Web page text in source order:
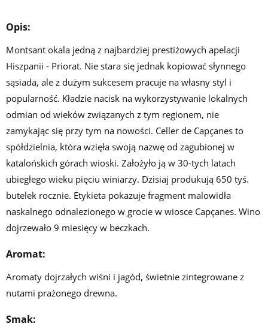
Opis:
Montsant okala jedną z najbardziej prestiżowych apelacji
Hiszpanii - Priorat. Nie stara się jednak kopiować słynnego
sąsiada, ale z dużym sukcesem pracuje na własny styl i
popularność. Kładzie nacisk na wykorzystywanie lokalnych
odmian od wieków związanych z tym regionem, nie
zamykając się przy tym na nowości. Celler de Capçanes to
spółdzielnia, która wzięła swoją nazwę od zagubionej w
katalońskich górach wioski. Założyło ją w 30-tych latach
ubiegłego wieku pięciu winiarzy. Dzisiaj produkują 650 tyś.
butelek rocznie. Etykieta pokazuje fragment malowidła
naskalnego odnalezionego w grocie w wiosce Capçanes. Wino
dojrzewało 9 miesięcy w beczkach.
Aromat:
Aromaty dojrzałych wiśni i jagód, świetnie zintegrowane z
nutami prażonego drewna.
Smak: